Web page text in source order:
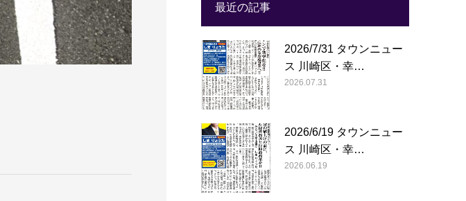
最近の記事
2026/7/31 タウンニュー
ス 川崎区・幸…
2026.07.31
2026/6/19 タウンニュー
ス 川崎区・幸…
2026.06.19